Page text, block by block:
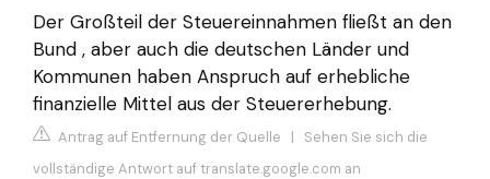
Der Großteil der Steuereinnahmen fließt an den
Bund , aber auch die deutschen Länder und
Kommunen haben Anspruch auf erhebliche
finanzielle Mittel aus der Steuererhebung.
Antrag auf Entfernung der Quelle | Sehen Sie sich die
vollständige Antwort auf translate.google.com an